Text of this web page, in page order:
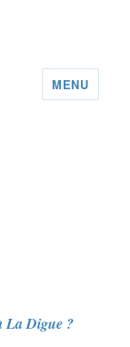
MENU
La Digue ?